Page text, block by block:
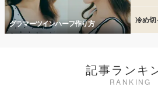
グラマーツインハーフ作り方 冷め
記事ランキ
RANKING